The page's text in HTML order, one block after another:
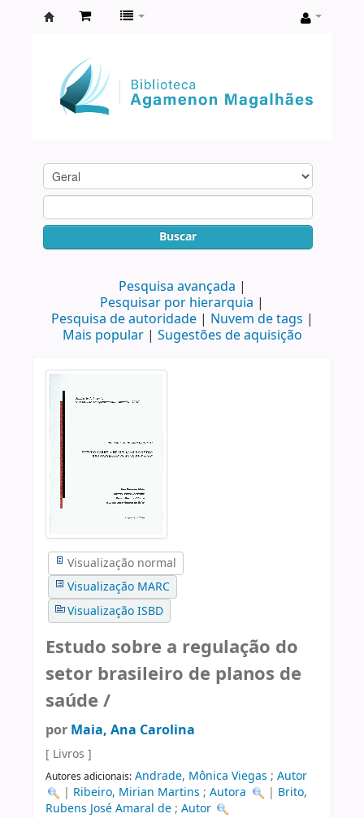
Agamenon
Magalhães
Buscar
Pesquisa avançada
Pesquisar por hierarquia
Pesquisa de autoridade
Nuvem de tags
Mais popular
Sugestões de aquisição
Visualização normal
Visualização MARC
Visualização ISBD
Estudo sobre a regulação do
setor brasileiro de planos de
saúde /
por Maia, Ana Carolina
[ Livros ]
Autores adicionais: Andrade, Mônica Viegas ; Autor
| Ribeiro, Mirian Martins ;Autora | Brito,
Rubens José Amaral de; Autor